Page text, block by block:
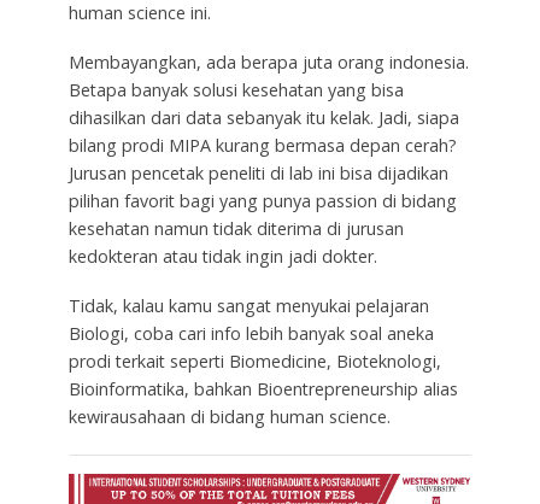
human science ini.
Membayangkan, ada berapa juta orang indonesia.
Betapa banyak solusi kesehatan yang bisa
dihasilkan dari data sebanyak itu kelak. Jadi, siapa
bilang prodi MIPA kurang bermasa depan cerah?
Jurusan pencetak peneliti di lab ini bisa dijadikan
pilihan favorit bagi yang punya passion di bidang
kesehatan namun tidak diterima di jurusan
kedokteran atau tidak ingin jadi dokter.
Tidak, kalau kamu sangat menyukai pelajaran
Biologi, coba cari info lebih banyak soal aneka
prodi terkait seperti Biomedicine, Bioteknologi,
Bioinformatika, bahkan Bioentrepreneurship alias
kewirausahaan di bidang human science.